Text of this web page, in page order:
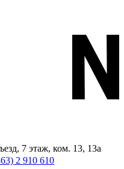
7 этаж, ком. 13, 13а
2 910 610